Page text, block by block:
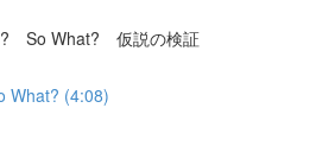
So What? 仮説の検証
(4:08)